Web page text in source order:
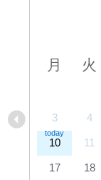
月 火
3 4
10 11
17 18